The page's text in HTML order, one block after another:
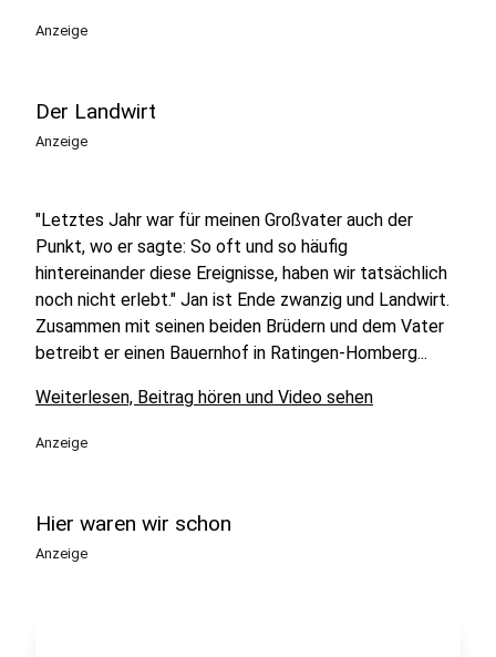
Anzeige
Der Landwirt
Anzeige
"Letztes Jahr war für meinen Großvater auch der
Punkt, wo er sagte: So oft und so häufig
hintereinander diese Ereignisse, haben wir tatsächlich
noch nicht erlebt." Jan ist Ende zwanzig und Landwirt.
Zusammen mit seinen beiden Brüdern und dem Vater
betreibt er einen Bauernhof in Ratingen-Homberg...
Weiterlesen, Beitrag hören und Video sehen
Anzeige
Hier waren wir schon
Anzeige